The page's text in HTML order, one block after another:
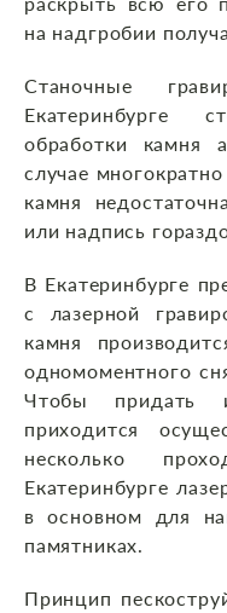
на надгробии
Станочные
Екатеринбурге
обработки камня
случае
камня
или надпись
В Екатеринбурге
с лазерной
камня
одномоментного
Чтобы придать
приходится
несколько
Екатеринбурге
в основном для
памятниках.
Принцип